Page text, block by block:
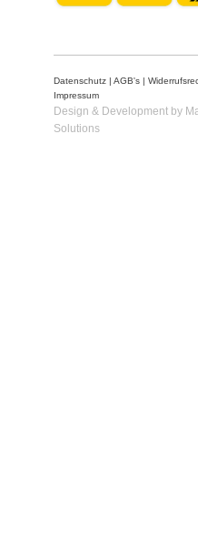
Datenschutz AGB's
Impressum
Design & Development by
Solutions